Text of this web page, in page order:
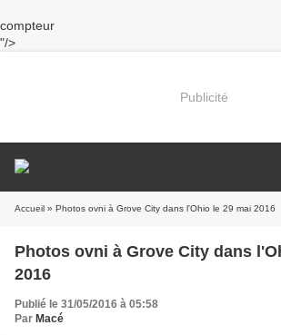
compteur
"/>
Publicité
Accueil » Photos ovni à Grove City dans l'Ohio le 29 mai 2016
Photos ovni à Grove City dans
2016
Publié le 31/05/2016 à 05:58
Par Macé